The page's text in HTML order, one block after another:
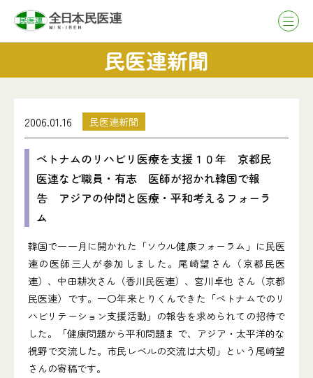
民医連新聞
2006.01.16 民医連新聞
ベトナムのリハビリ医療を支援１０年 京都民
医連など職員・有志 医師が招かれ韓国で報
告 アジアの仲間と医療・平和考えるフォーラ
ム
韓国で一一月に開かれた「ソウル健康フォーラム」に民医
連の医師三人が参加しました。尾崎望さん（京都民医
連）、中田耕次さん（香川民医連）、宮川卓也 さん（京都
民医連）です。一〇年来とりくんできた「ベトナムでのリ
ハビリテーション支援活動」の報告を求められての招待で
した。「健康問題から平和問題ま で、アジア・太平洋的な
視野で交流した。市民レベルの交流は大切」という尾崎望
さんの寄稿です。